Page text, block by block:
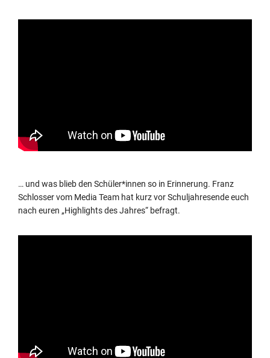
… und was blieb den Schüler*innen so in Erinnerung. Franz
Schlosser vom Media Team hat kurz vor Schuljahresende euch
nach euren „Highlights des Jahres“ befragt.